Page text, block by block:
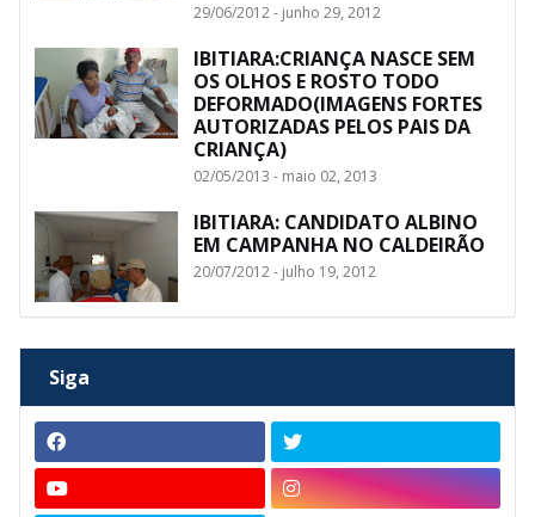
29/06/2012 - junho 29, 2012
IBITIARA:CRIANÇA NASCE SEM
OS OLHOS E ROSTO TODO
DEFORMADO(IMAGENS FORTES
AUTORIZADAS PELOS PAIS DA
CRIANÇA)
02/05/2013 - maio 02, 2013
IBITIARA: CANDIDATO ALBINO
EM CAMPANHA NO CALDEIRÃO
20/07/2012 - julho 19, 2012
Siga